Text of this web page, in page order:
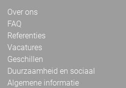
Over ons
FAQ
Referenties
Vacatures
Geschillen
Duurzaamheid en sociaal
Algemene informatie